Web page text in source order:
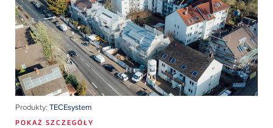
Produkty: TECEsystem
POKAŻ SZCZEGÓŁY